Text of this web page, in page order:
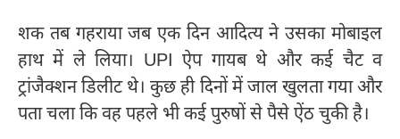
शक तब गहराया जब एक दिन आदित्य ने उसका मोबाइल
हाथ में ले लिया। UPI ऐप गायब थे और कई चैट व
ट्रांजैक्शन डिलीट थे। कुछ ही दिनों में जाल खुलता गया और
पता चला कि वह पहले भी कई पुरुषों से पैसे ऐंठ चुकी है।